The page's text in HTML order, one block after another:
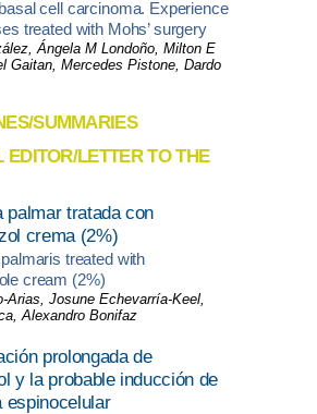
cell carcinoma. Experience
treated with Mohs’ surgery
Ángela M Londoño, Milton E
Gaitan, Mercedes Pistone, Dardo
SUMMARIES
EDITOR/LETTER TO THE
palmar tratada con
crema (2%)
treated with
cream (2%)
Arias, Josune Echevarría-Keel,
Alexandro Bonifaz
prolongada de
y la probable inducción de
espinocelular